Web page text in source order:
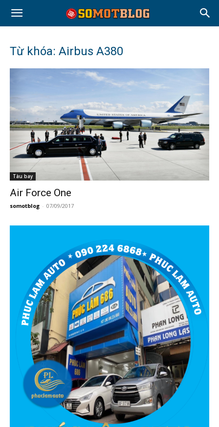
Từ khóa: Airbus A380
Tàu bay
Air Force One
somotblog - 07/09/2017